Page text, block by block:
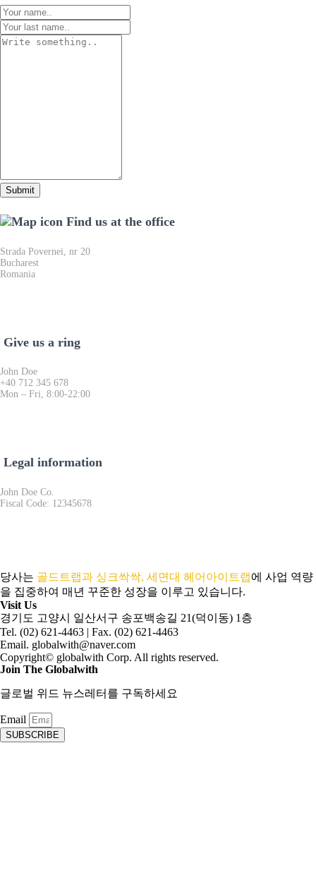
Find us at the office
Strada Povernei, nr 20
Bucharest
Romania
Give us a ring
John Doe
+40 712 345 678
Mon – Fri, 8:00-22:00
Legal information
John Doe Co.
Fiscal Code: 12345678
당사는 골드트랩과 싱크싹싹, 세면대 헤어아이트랩에 사업 역량
을 집중하여 매년 꾸준한 성장을 이루고 있습니다.
Visit Us
경기도 고양시 일산서구 송포백송길 21(덕이동) 1층
Tel. (02) 621-4463 | Fax. (02) 621-4463
Email. globalwith@naver.com
Copyright© globalwith Corp. All rights reserved.
Join The Globalwith
글로벌 위드 뉴스레터를 구독하세요
Email
SUBSCRIBE